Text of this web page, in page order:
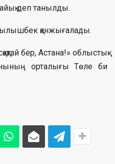
деп танылды.
қанжығалады.
бер, Астана!» облыстық
орталығы Төле би